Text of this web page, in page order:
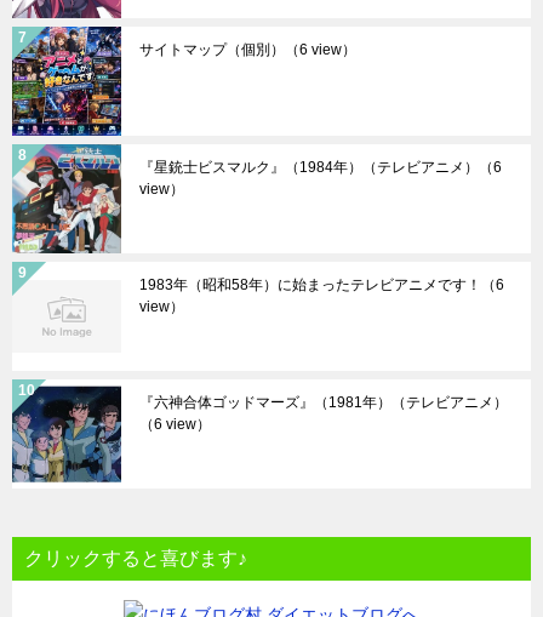
サイトマップ（個別） （6 view）
『星銃士ビスマルク』（1984年）（テレビアニメ）
（6
view）
1983年（昭和58年）に始まったテレビアニメです！
（6
view）
『六神合体ゴッドマーズ』（1981年）（テレビアニメ）
（6 view）
クリックすると喜びます♪